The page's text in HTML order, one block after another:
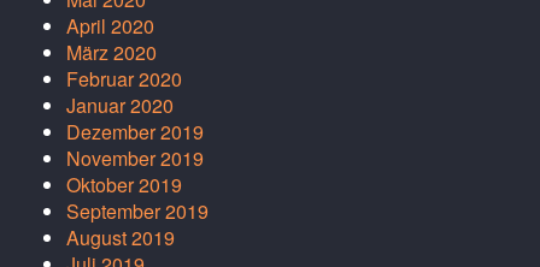
April 2020
März 2020
Februar 2020
Januar 2020
Dezember 2019
November 2019
Oktober 2019
September 2019
August 2019